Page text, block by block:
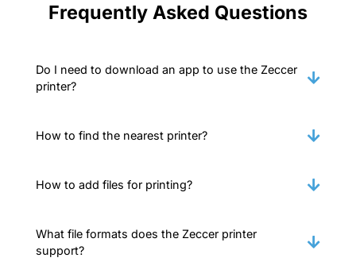
Frequently Asked Questions
Do I need to download an app to use the Zeccer
printer?
How to find the nearest printer?
How to add files for printing?
What file formats does the Zeccer printer
support?